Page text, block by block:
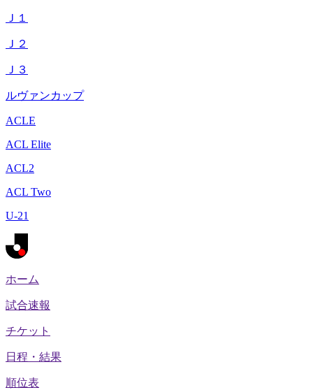
Ｊ１
Ｊ２
Ｊ３
ルヴァンカップ
ACLE
ACL Elite
ACL2
ACL Two
U-21
ホーム
試合速報
チケット
日程・結果
順位表